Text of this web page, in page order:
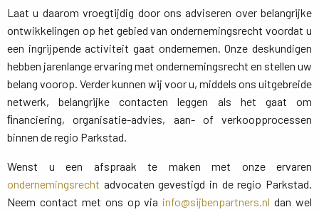
Laat u daarom vroegtijdig door ons adviseren over belangrijke
ontwikkelingen op het gebied van ondernemingsrecht voordat u
een ingrijpende activiteit gaat ondernemen. Onze deskundigen
hebben jarenlange ervaring met ondernemingsrecht en stellen uw
belang voorop. Verder kunnen wij voor u, middels ons uitgebreide
netwerk, belangrijke contacten leggen als het gaat om
ﬁnanciering, organisatie-advies, aan- of verkoopprocessen
binnen de regio Parkstad.
Wenst u een afspraak te maken met onze ervaren
ondernemingsrecht advocaten gevestigd in de regio Parkstad.
Neem contact met ons op via info@sijbenpartners.nl dan wel